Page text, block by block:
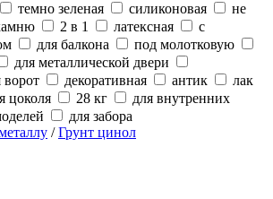
темно зеленая силиконовая
не
2 в 1 латексная
с
для балкона
под молотковую
для металлической двери
ворот декоративная антик
лак
цоколя 28 кг
для внутренних
для забора
/Грунт цинол